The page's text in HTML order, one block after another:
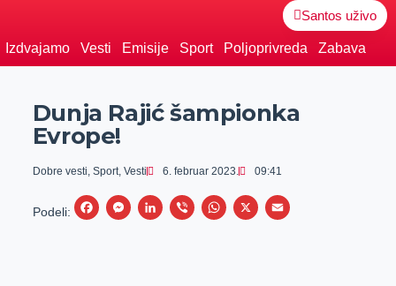
Santos uživo
Izdvajamo Vesti Emisije Sport Poljoprivreda Zabava
Dunja Rajić šampionka
Evrope!
Dobre vesti, Sport, Vesti 6. februar 2023. 09:41
Podeli:
F
M
L
V
W
X
E